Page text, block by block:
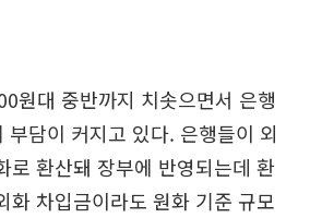
원대 중반까지 치솟으면서 은행
부담이 커지고 있다. 은행들이 외
로 환산돼 장부에 반영되는데 환
화 차입금이라도 원화 기준 규모